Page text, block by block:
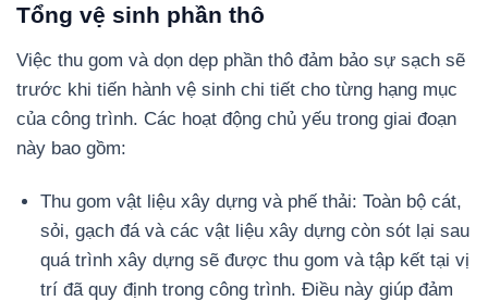
Tổng vệ sinh phần thô
Việc thu gom và dọn dẹp phần thô đảm bảo sự sạch sẽ
trước khi tiến hành vệ sinh chi tiết cho từng hạng mục
của công trình. Các hoạt động chủ yếu trong giai đoạn
này bao gồm:
Thu gom vật liệu xây dựng và phế thải: Toàn bộ cát,
sỏi, gạch đá và các vật liệu xây dựng còn sót lại sau
quá trình xây dựng sẽ được thu gom và tập kết tại vị
trí đã quy định trong công trình. Điều này giúp đảm